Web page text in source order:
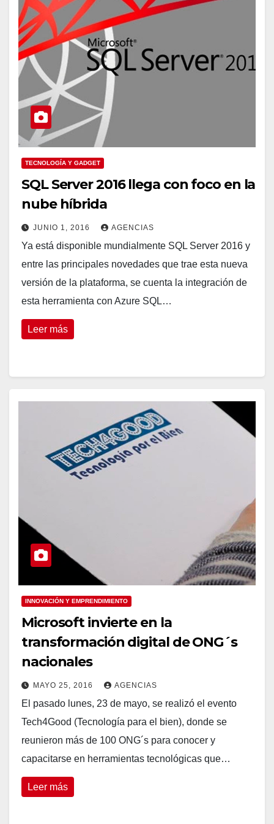
TECNOLOGÍA Y GADGET
SQL Server 2016 llega con foco en la
nube híbrida
JUNIO 1, 2016 AGENCIAS
Ya está disponible mundialmente SQL Server 2016 y
entre las principales novedades que trae esta nueva
versión de la plataforma, se cuenta la integración de
esta herramienta con Azure SQL…
Leer más
INNOVACIÓN Y EMPRENDIMIENTO
Microsoft invierte en la
transformación digital de ONG´s
nacionales
MAYO 25, 2016 AGENCIAS
El pasado lunes, 23 de mayo, se realizó el evento
Tech4Good (Tecnología para el bien), donde se
reunieron más de 100 ONG´s para conocer y
capacitarse en herramientas tecnológicas que…
Leer más